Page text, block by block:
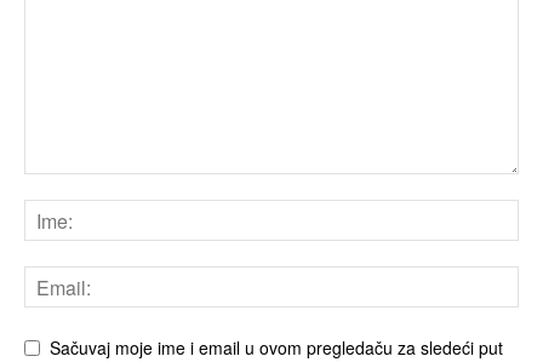
Sačuvaj moje ime i email u ovom pregledaču za sledeći put